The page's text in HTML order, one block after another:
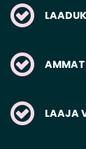
LAAJA